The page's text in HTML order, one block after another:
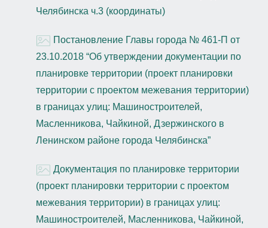
Челябинска ч.3 (координаты)
Постановление Главы города № 461-П от
23.10.2018 “Об утверждении документации по
планировке территории (проект планировки
территории с проектом межевания территории)
в границах улиц: Машиностроителей,
Масленникова, Чайкиной, Дзержинского в
Ленинском районе города Челябинска”
Документация по планировке территории
(проект планировки территории с проектом
межевания территории) в границах улиц:
Машиностроителей, Масленникова, Чайкиной,